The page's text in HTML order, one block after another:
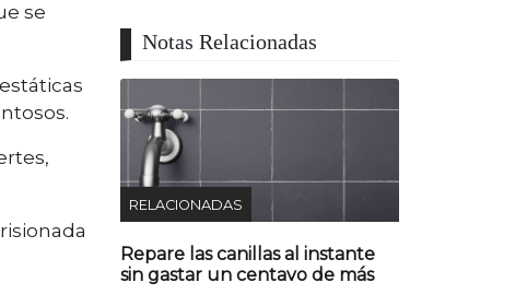
se
Notas Relacionadas
RELACIONADAS
Repare las canillas al instante
sin gastar un centavo de más